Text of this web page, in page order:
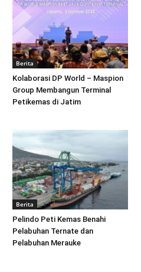
Berita
Kolaborasi DP World – Maspion
Group Membangun Terminal
Petikemas di Jatim
Berita
Pelindo Peti Kemas Benahi
Pelabuhan Ternate dan
Pelabuhan Merauke